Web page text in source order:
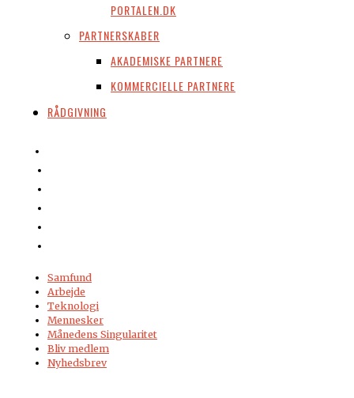
PORTALEN.DK
PARTNERSKABER
AKADEMISKE PARTNERE
KOMMERCIELLE PARTNERE
RÅDGIVNING
Samfund
Arbejde
Teknologi
Mennesker
Månedens Singularitet
Bliv medlem
Nyhedsbrev